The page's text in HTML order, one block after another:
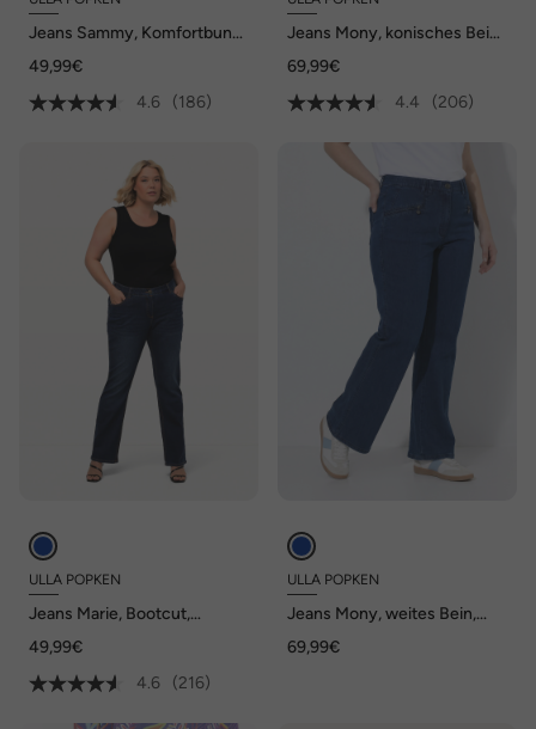
Jeans Sammy, Komfortbund,
49,99€
4.6
(186)
Jeans Mony, konisches Bein,
69,99€
4.4
(206)
ULLA POPKEN
Jeans Marie, Bootcut,
Schnitt
49,99€
4.6
(216)
ULLA POPKEN
Jeans Mony, weites Bein,
69,99€